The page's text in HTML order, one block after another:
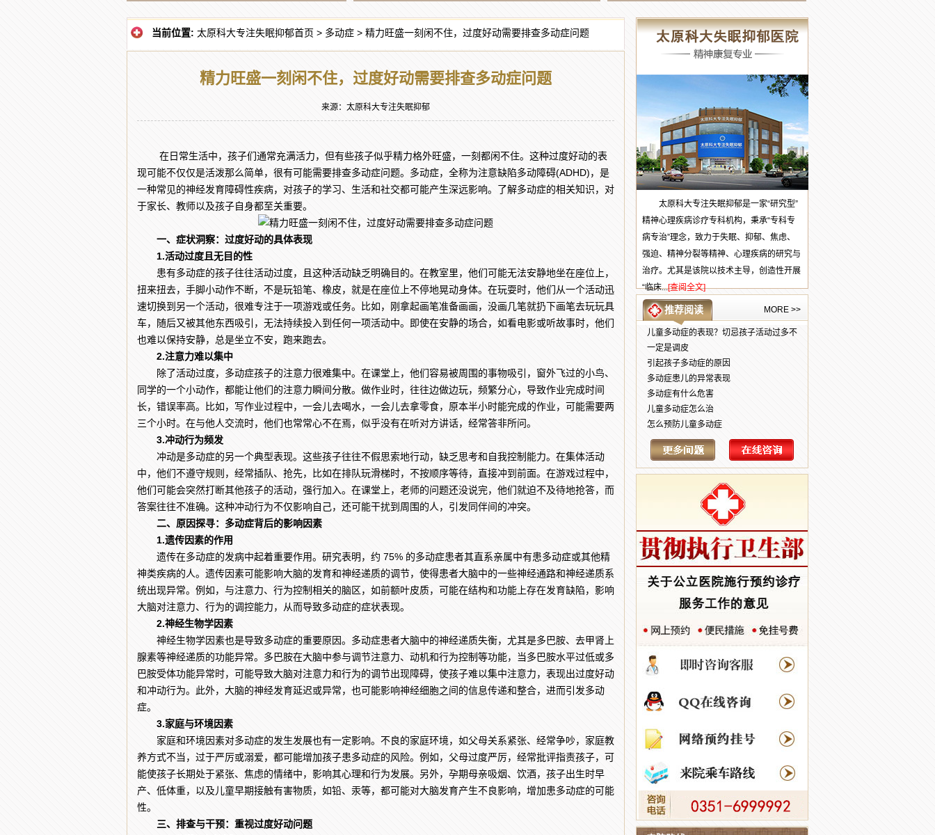
当前位置: 太原科大专注失眠抑郁首页 > 多动症 > 精力旺盛一刻闲不住，过度好动需要排查多动症问题
精力旺盛一刻闲不住，过度好动需要排查多动症问题
来源： 太原科大专注失眠抑郁
在日常生活中，孩子们通常充满活力，但有些孩子似乎精力格外旺盛，一刻都闲不住。这种过度好动的表
现可能不仅仅是活泼那么简单，很有可能需要排查多动症问题。多动症，全称为注意缺陷多动障碍(ADHD)，是
一种常见的神经发育障碍性疾病，对孩子的学习、生活和社交都可能产生深远影响。了解多动症的相关知识，对
于家长、教师以及孩子自身都至关重要。
一、症状洞察：过度好动的具体表现
1.活动过度且无目的性
患有多动症的孩子往往活动过度，且这种活动缺乏明确目的。在教室里，他们可能无法安静地坐在座位上，
扭来扭去，手脚小动作不断，不是玩铅笔、橡皮，就是在座位上不停地晃动身体。在玩耍时，他们从一个活动迅
速切换到另一个活动，很难专注于一项游戏或任务。比如，刚拿起画笔准备画画，没画几笔就扔下画笔去玩玩具
车，随后又被其他东西吸引，无法持续投入到任何一项活动中。即使在安静的场合，如看电影或听故事时，他们
也难以保持安静，总是坐立不安，跑来跑去。
2.注意力难以集中
除了活动过度，多动症孩子的注意力很难集中。在课堂上，他们容易被周围的事物吸引，窗外飞过的小鸟、
同学的一个小动作，都能让他们的注意力瞬间分散。做作业时，往往边做边玩，频繁分心，导致作业完成时间
长，错误率高。比如，写作业过程中，一会儿去喝水，一会儿去拿零食，原本半小时能完成的作业，可能需要两
三个小时。在与他人交流时，他们也常常心不在焉，似乎没有在听对方讲话，经常答非所问。
3.冲动行为频发
冲动是多动症的另一个典型表现。这些孩子往往不假思索地行动，缺乏思考和自我控制能力。在集体活动
中，他们不遵守规则，经常插队、抢先，比如在排队玩滑梯时，不按顺序等待，直接冲到前面。在游戏过程中，
他们可能会突然打断其他孩子的活动，强行加入。在课堂上，老师的问题还没说完，他们就迫不及待地抢答，而
答案往往不准确。这种冲动行为不仅影响自己，还可能干扰到周围的人，引发同伴间的冲突。
二、原因探寻：多动症背后的影响因素
1.遗传因素的作用
遗传在多动症的发病中起着重要作用。研究表明，约 75% 的多动症患者其直系亲属中有患多动症或其他精
神类疾病的人。遗传因素可能影响大脑的发育和神经递质的调节，使得患者大脑中的一些神经通路和神经递质系
统出现异常。例如，与注意力、行为控制相关的脑区，如前额叶皮质，可能在结构和功能上存在发育缺陷，影响
大脑对注意力、行为的调控能力，从而导致多动症的症状表现。
2.神经生物学因素
神经生物学因素也是导致多动症的重要原因。多动症患者大脑中的神经递质失衡，尤其是多巴胺、去甲肾上
腺素等神经递质的功能异常。多巴胺在大脑中参与调节注意力、动机和行为控制等功能，当多巴胺水平过低或多
巴胺受体功能异常时，可能导致大脑对注意力和行为的调节出现障碍，使孩子难以集中注意力，表现出过度好动
和冲动行为。此外，大脑的神经发育延迟或异常，也可能影响神经细胞之间的信息传递和整合，进而引发多动
症。
3.家庭与环境因素
家庭和环境因素对多动症的发生发展也有一定影响。不良的家庭环境，如父母关系紧张、经常争吵，家庭教
养方式不当，过于严厉或溺爱，都可能增加孩子患多动症的风险。例如，父母过度严厉，经常批评指责孩子，可
能使孩子长期处于紧张、焦虑的情绪中，影响其心理和行为发展。另外，孕期母亲吸烟、饮酒，孩子出生时早
产、低体重，以及儿童早期接触有害物质，如铅、汞等，都可能对大脑发育产生不良影响，增加患多动症的可能
性。
三、排查与干预：重视过度好动问题
太原科大专注失眠抑郁是一家“研究型”
精神心理疾病诊疗专科机构，秉承“专科专
病专治”理念，致力于失眠、抑郁、焦虑、
强迫、精神分裂等精神、心理疾病的研究与
治疗。尤其是该院以技术主导，创造性开展
“临床...[查阅全文]
推荐阅读 MORE >>
儿童多动症的表现？切忌孩子活动过多不
一定是调皮
引起孩子多动症的原因
多动症患儿的异常表现
多动症有什么危害
儿童多动症怎么治
怎么预防儿童多动症